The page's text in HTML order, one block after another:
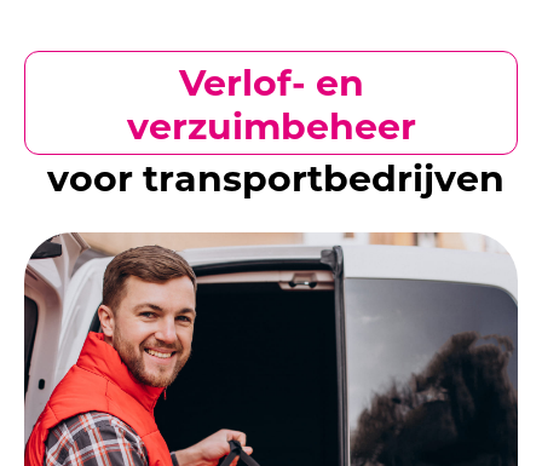
Verlof- en
verzuimbeheer
voor transportbedrijven